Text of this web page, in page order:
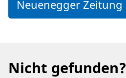
Neuenegger Zeitung
Nicht gefunden?